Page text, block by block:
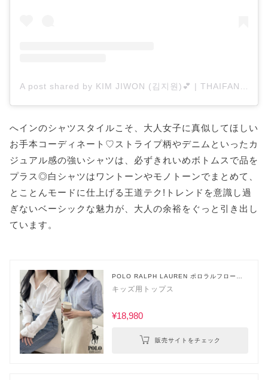
へインのシャツスタイルこそ、大人女子に真似してほしい
お手本コーディネート♡ストライプ柄やデニムといったカ
ジュアル感の強いシャツは、必ずきれいめボトムスで品を
プラス◎白シャツはワントーンやモノトーンでまとめて、
とことんモードに仕上げる王道テク!トレンドを意識し過
ぎないベーシックな魅力が、大人の余裕をぐっと引き出し
ています。
POLO RALPH LAUREN ポロラルフローレ
ン
キッズ用トップス
¥18,980
販売サイトをチェック